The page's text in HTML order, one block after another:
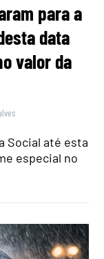
para a
data
valor da
Social até esta
especial no